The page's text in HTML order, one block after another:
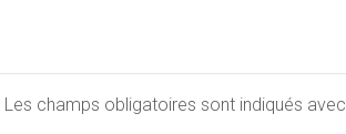
Les champs obligatoires sont indiqués avec